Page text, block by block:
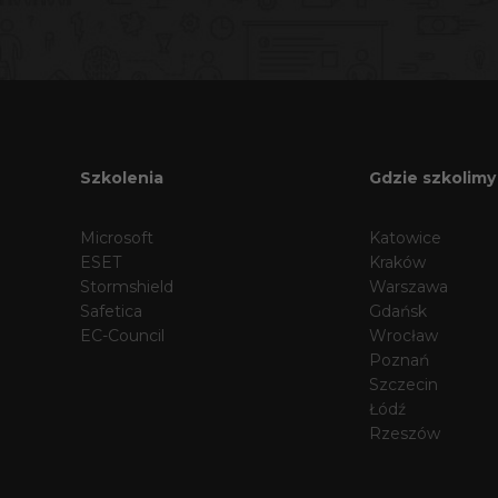
Szkolenia
Microsoft
ESET
Stormshield
Safetica
EC-Council
Gdzie szkolimy
Katowice
Kraków
Warszawa
Gdańsk
Wrocław
Poznań
Szczecin
Łódź
Rzeszów